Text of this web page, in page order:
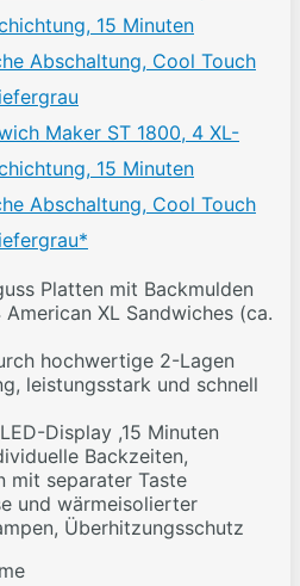
Maker ST 1800, 4 XL-
15 Minuten
Abschaltung, Cool Touch
Platten mit Backmulden
XL Sandwiches (ca.
hochwertige 2-Lagen
leistungsstark und schnell
Display ,15 Minuten
Backzeiten,
mit separater Taste
und wärmeisolierter
Überhitzungsschutz